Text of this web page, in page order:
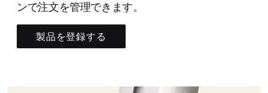
ンで注文を管理できます。
製品を登録する